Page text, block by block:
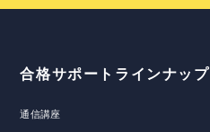
合格サポートラインナップ
通信講座